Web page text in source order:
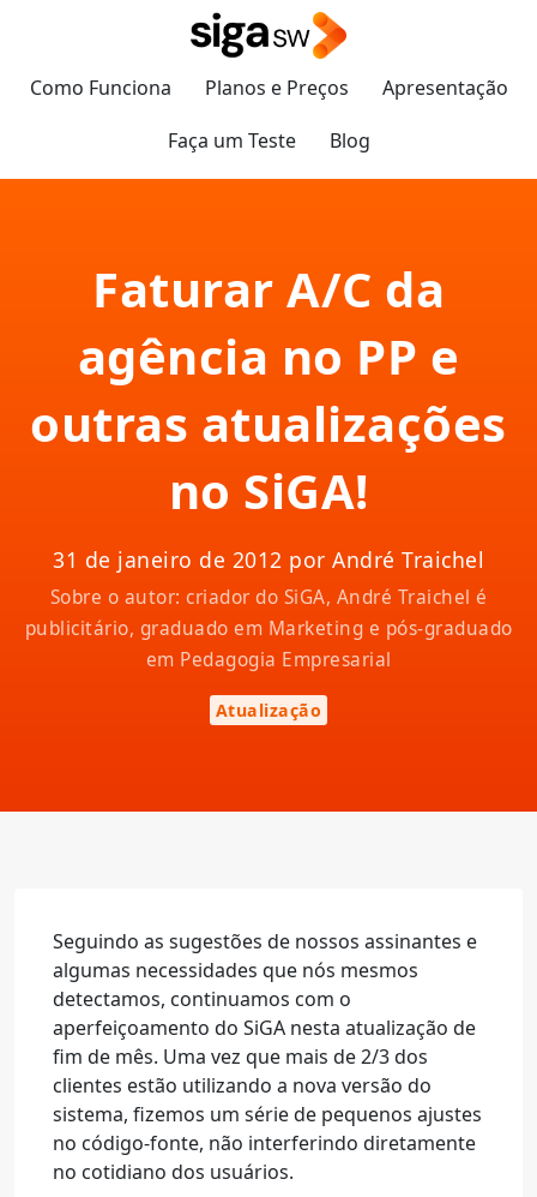
Como Funciona Planos e Preços
Apresentação
Faça um Teste
Blog
Faturar A/C da
agência no PP e
outras atualizações
no SiGA!
31 de janeiro de 2012 por André Traichel
Sobre o autor: criador do SiGA, André Traichel é
publicitário, graduado em Marketing e pós-graduado
em Pedagogia Empresarial
Atualização
Seguindo as sugestões de nossos assinantes e
algumas necessidades que nós mesmos
detectamos, continuamos com o
aperfeiçoamento do SiGA nesta atualização de
fim de mês. Uma vez que mais de 2/3 dos
clientes estão utilizando a nova versão do
sistema, fizemos um série de pequenos ajustes
no código-fonte, não interferindo diretamente
no cotidiano dos usuários.